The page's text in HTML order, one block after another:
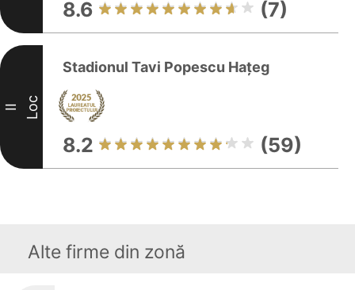
8.6 (7)
II Loc
Stadionul Tavi Popescu Hațeg
8.2 (59)
Alte firme din zonă